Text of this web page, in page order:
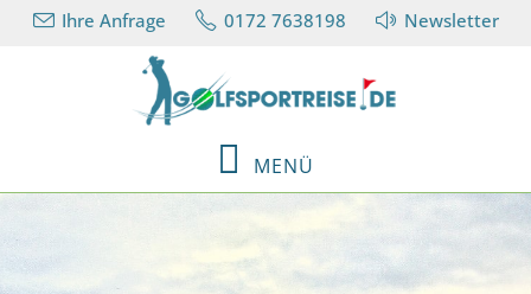
Ihre Anfrage 0172 7638198 Newsletter
MENÜ